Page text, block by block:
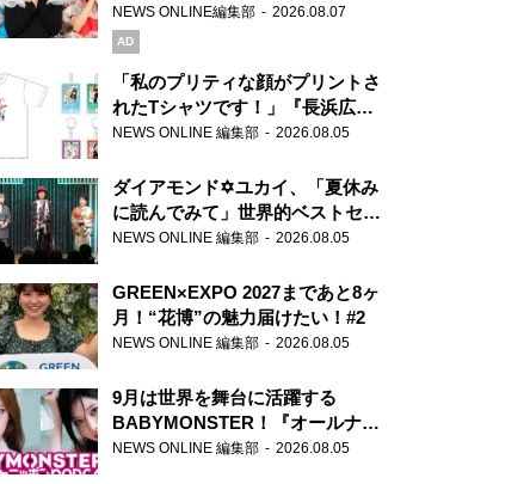
録で素顔全開！
NEWS ONLINE編集部 2026.08.07
AD
「私のプリティな顔がプリントさ
れたTシャツです！」『長浜広奈
天下無双』初の番組グッズ発売
NEWS ONLINE 編集部 2026.08.05
ダイアモンド✡ユカイ、「夏休み
に読んでみて」世界的ベストセラ
ー『アナスタシア』を紹介
NEWS ONLINE 編集部 2026.08.05
GREEN×EXPO 2027まであと8ヶ
月！“花博”の魅力届けたい！#2
NEWS ONLINE 編集部 2026.08.05
9月は世界を舞台に活躍する
BABYMONSTER！『オールナイ
トニッポンPODCAST』月替わり
NEWS ONLINE 編集部 2026.08.05